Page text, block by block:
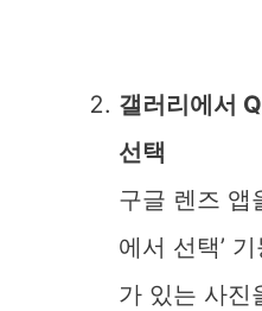
갤러리에서
선택
구글 렌즈 앱
에서 선택’
가 있는 사진